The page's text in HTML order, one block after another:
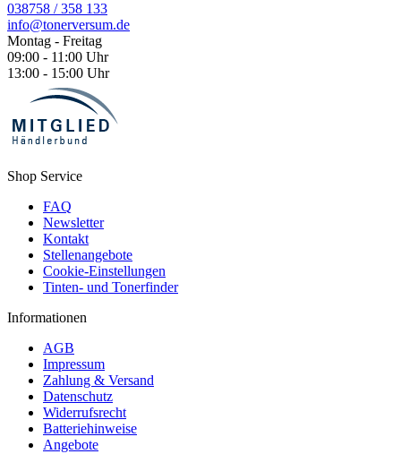
038758 / 358 133
info@tonerversum.de
Montag - Freitag
09:00 - 11:00 Uhr
13:00 - 15:00 Uhr
Shop Service
FAQ
Newsletter
Kontakt
Stellenangebote
Cookie-Einstellungen
Tinten- und Tonerfinder
Informationen
AGB
Impressum
Zahlung & Versand
Datenschutz
Widerrufsrecht
Batteriehinweise
Angebote